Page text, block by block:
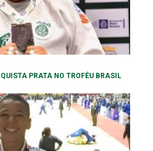
PRATA NO TROFÉU BRASIL